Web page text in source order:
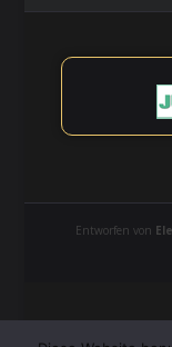
Entworfen von